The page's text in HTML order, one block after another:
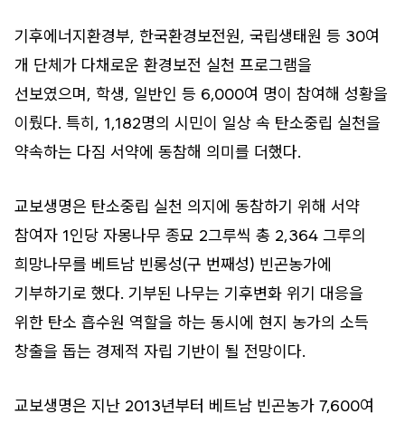
기후에너지환경부, 한국환경보전원, 국립생태원 등 30여
개 단체가 다채로운 환경보전 실천 프로그램을
선보였으며, 학생, 일반인 등 6,000여 명이 참여해 성황을
이뤘다. 특히, 1,182명의 시민이 일상 속 탄소중립 실천을
약속하는 다짐 서약에 동참해 의미를 더했다.
교보생명은 탄소중립 실천 의지에 동참하기 위해 서약
참여자 1인당 자몽나무 종묘 2그루씩 총 2,364 그루의
희망나무를 베트남 빈롱성(구 번째성) 빈곤농가에
기부하기로 했다. 기부된 나무는 기후변화 위기 대응을
위한 탄소 흡수원 역할을 하는 동시에 현지 농가의 소득
창출을 돕는 경제적 자립 기반이 될 전망이다.
교보생명은 지난 2013년부터 베트남 빈곤농가 7,600여